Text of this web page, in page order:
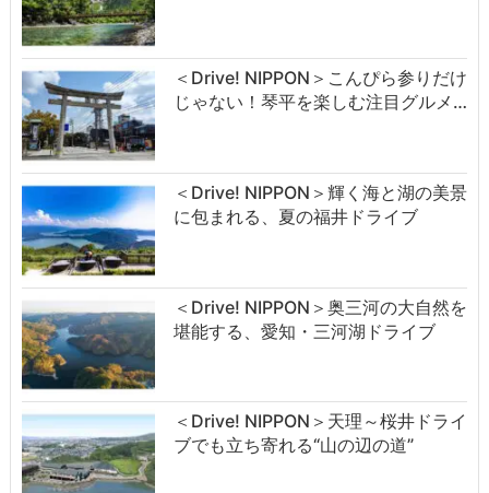
＜Drive! NIPPON＞こんぴら参りだけ
じゃない！琴平を楽しむ注目グルメ…
＜Drive! NIPPON＞輝く海と湖の美景
に包まれる、夏の福井ドライブ
＜Drive! NIPPON＞奥三河の大自然を
堪能する、愛知・三河湖ドライブ
＜Drive! NIPPON＞天理～桜井ドライ
ブでも立ち寄れる“山の辺の道”